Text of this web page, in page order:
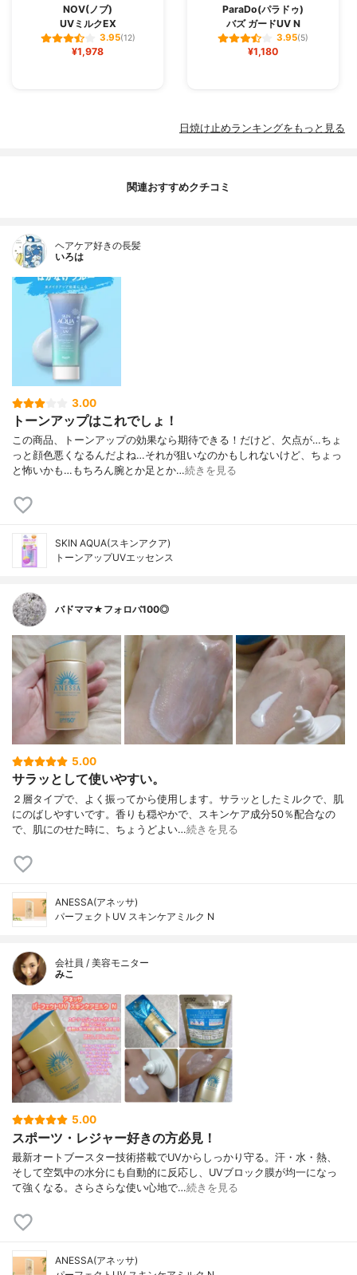
NOV(ノブ)
UVミルクEX
3.95(12)
¥1,978
ParaDo(パラドゥ)
バズ ガードUV N
3.95(5)
¥1,180
日焼け止めランキングをもっと見る
関連おすすめクチコミ
ヘアケア好きの長髪
いろは
3.00
トーンアップはこれでしょ！
この商品、トーンアップの効果なら期待できる！だけど、欠点が…ちょ
っと顔色悪くなるんだよね…それが狙いなのかもしれないけど、ちょっ
と怖いかも…もちろん腕とか足とか…続きを見る
SKIN AQUA(スキンアクア)
トーンアップUVエッセンス
バドママ★フォロバ100◎
5.00
サラッとして使いやすい。
２層タイプで、よく振ってから使用します。サラッとしたミルクで、肌
にのばしやすいです。香りも穏やかで、スキンケア成分50％配合なの
で、肌にのせた時に、ちょうどよい…続きを見る
ANESSA(アネッサ)
パーフェクトUV スキンケアミルク N
会社員 / 美容モニター
みこ
5.00
スポーツ・レジャー好きの方必見！
最新オートブースター技術搭載でUVからしっかり守る。汗・水・熱、
そして空気中の水分にも自動的に反応し、UVブロック膜が均一になっ
て強くなる。さらさらな使い心地で…続きを見る
ANESSA(アネッサ)